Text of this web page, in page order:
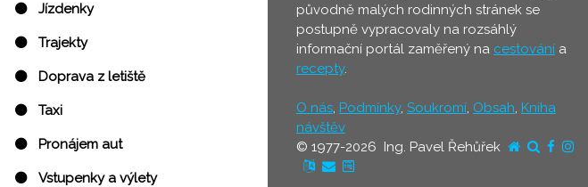
⚫ Jízdenky
⚫ Trajekty
⚫ Doprava z letiště
⚫ Taxi
⚫ Pronájem aut
⚫ Vstupenky a výlety
původně malých rodinných stránek se
postupně vypracovaly na rozsáhlý
informační portál zaměřený na cestování a
recepty.
O nás, Podmínky, Soukromí, Obsah, Kniha
návštěv
© 1977-2026 Ing. Pavel Řehůřek